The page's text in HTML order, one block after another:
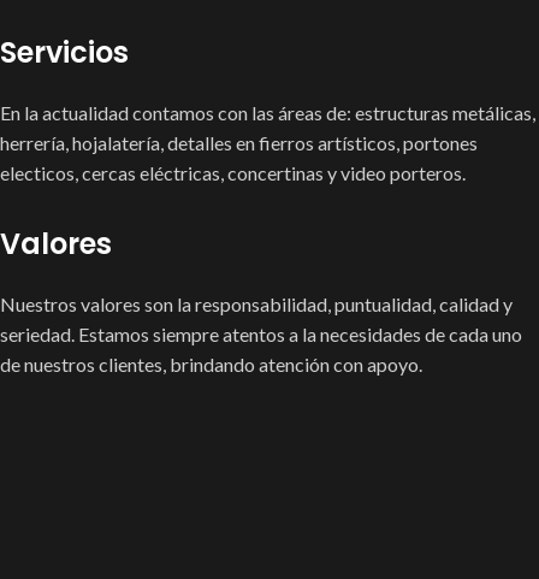
Servicios
En la actualidad contamos con las áreas de: estructuras metálicas,
herrería, hojalatería, detalles en fierros artísticos, portones
electicos, cercas eléctricas, concertinas y video porteros.
Valores
Nuestros valores son la responsabilidad, puntualidad, calidad y
seriedad. Estamos siempre atentos a la necesidades de cada uno
de nuestros clientes, brindando atención con apoyo.